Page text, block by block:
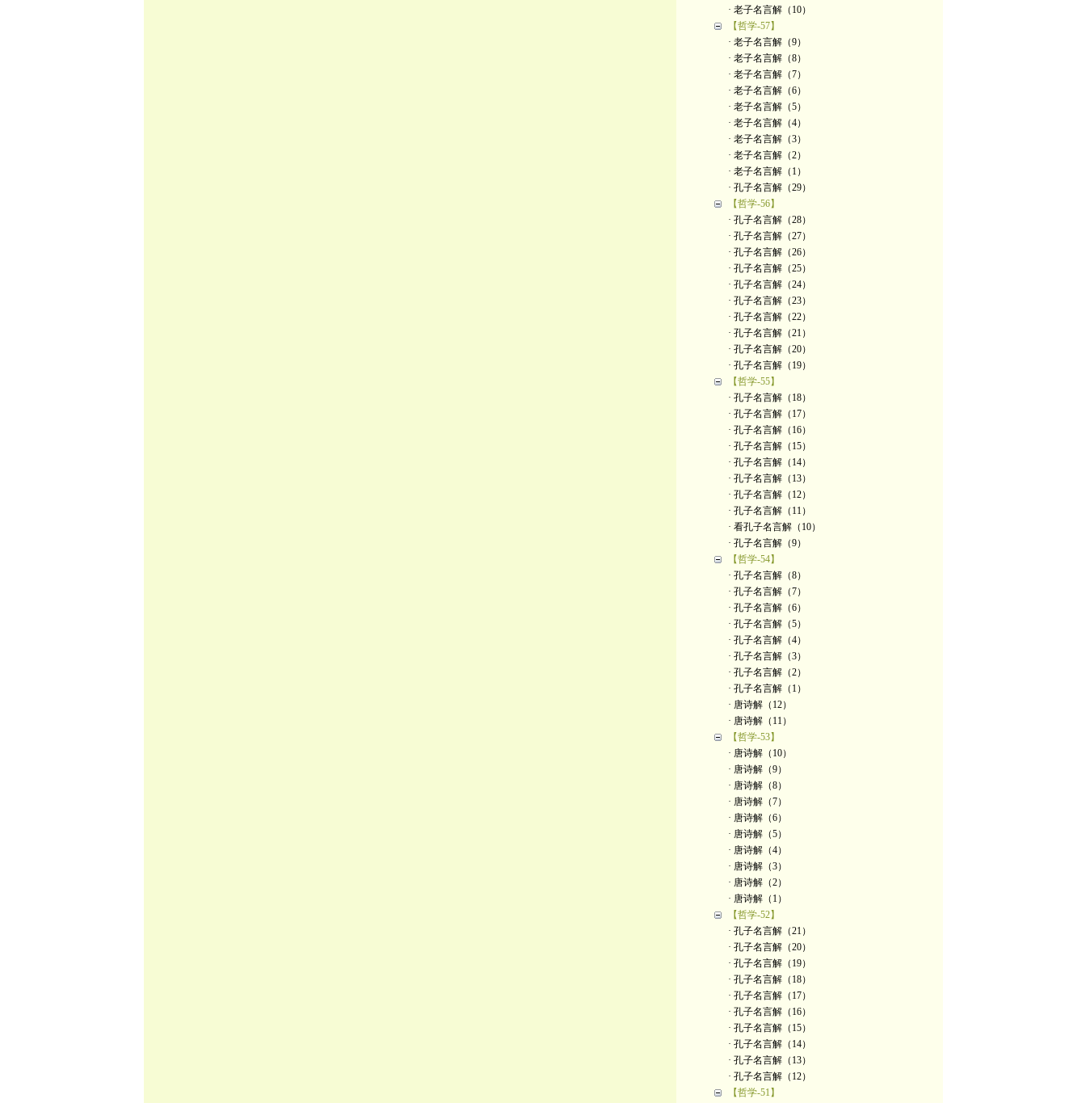
· 老子名言解（10）
【哲学-57】
· 老子名言解（9）
· 老子名言解（8）
· 老子名言解（7）
· 老子名言解（6）
· 老子名言解（5）
· 老子名言解（4）
· 老子名言解（3）
· 老子名言解（2）
· 老子名言解（1）
· 孔子名言解（29）
【哲学-56】
· 孔子名言解（28）
· 孔子名言解（27）
· 孔子名言解（26）
· 孔子名言解（25）
· 孔子名言解（24）
· 孔子名言解（23）
· 孔子名言解（22）
· 孔子名言解（21）
· 孔子名言解（20）
· 孔子名言解（19）
【哲学-55】
· 孔子名言解（18）
· 孔子名言解（17）
· 孔子名言解（16）
· 孔子名言解（15）
· 孔子名言解（14）
· 孔子名言解（13）
· 孔子名言解（12）
· 孔子名言解（11）
· 看孔子名言解（10）
· 孔子名言解（9）
【哲学-54】
· 孔子名言解（8）
· 孔子名言解（7）
· 孔子名言解（6）
· 孔子名言解（5）
· 孔子名言解（4）
· 孔子名言解（3）
· 孔子名言解（2）
· 孔子名言解（1）
· 唐诗解（12）
· 唐诗解（11）
【哲学-53】
· 唐诗解（10）
· 唐诗解（9）
· 唐诗解（8）
· 唐诗解（7）
· 唐诗解（6）
· 唐诗解（5）
· 唐诗解（4）
· 唐诗解（3）
· 唐诗解（2）
· 唐诗解（1）
【哲学-52】
· 孔子名言解（21）
· 孔子名言解（20）
· 孔子名言解（19）
· 孔子名言解（18）
· 孔子名言解（17）
· 孔子名言解（16）
· 孔子名言解（15）
· 孔子名言解（14）
· 孔子名言解（13）
· 孔子名言解（12）
【哲学-51】